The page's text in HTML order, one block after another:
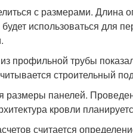
с размерами. Длина
использоваться для
профильной трубы
строительный
панелей.
кровли
считается